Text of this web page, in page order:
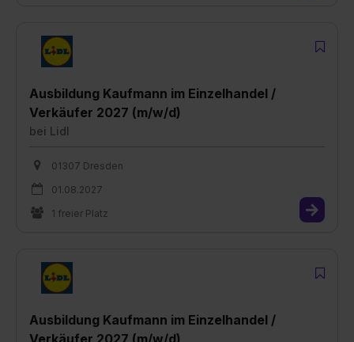
Ausbildung Kaufmann im Einzelhandel /
Verkäufer 2027 (m/w/d)
bei Lidl
01307 Dresden
01.08.2027
1 freier Platz
Ausbildung Kaufmann im Einzelhandel /
Verkäufer 2027 (m/w/d)